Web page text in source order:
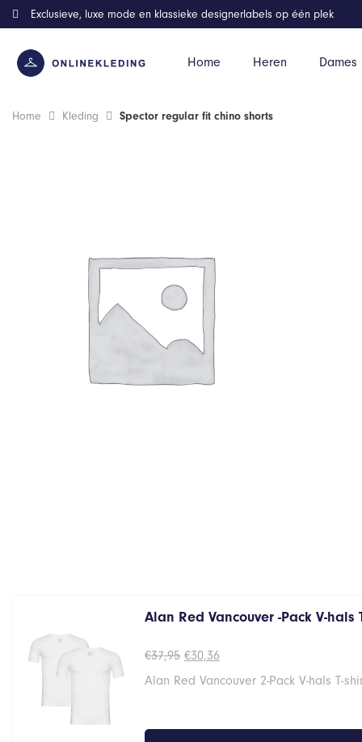
Home Heren Dames
Exclusieve, luxe mode en klassieke designerlabels op één plek
Home Kleding Spector regular fit chino shorts
Alan Red Vancouver -Pack V-hals
€37,95 Oorspronkelijke
was:
€30,36Huidige
is:
Alan Red Vancouver 2-Pack V-hals T-